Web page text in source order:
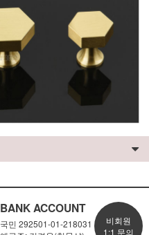
BANK ACCOUNT
국민 292501-01-218031
비회원
1:1 문의